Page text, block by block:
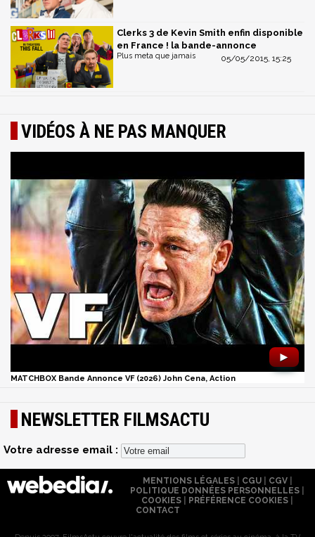
Clerks 3 de Kevin Smith enfin disponible
en France ! la bande-annonce
05/05/2015, 15:25
Plus meta que jamais
VIDÉOS À NE PAS MANQUER
►
MATCHBOX Bande Annonce VF (2026) John Cena, Action
NEWSLETTER FILMSACTU
Votre adresse email :
MENTIONS LÉGALES| CGU| CGV|
POLITIQUE DONNÉES PERSONNELLES
COOKIES
PRÉFÉRENCE COOKIES
CONTACT